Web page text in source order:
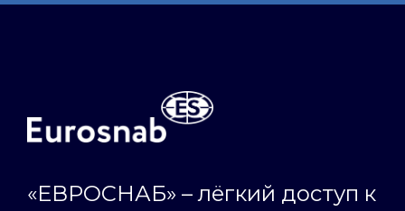
«ЕВРОСНАБ» – лёгкий доступ к